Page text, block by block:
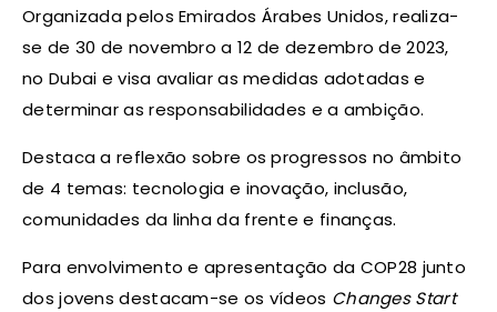
Organizada pelos Emirados Árabes Unidos, realiza-
se de 30 de novembro a 12 de dezembro de 2023,
no Dubai e visa avaliar as medidas adotadas e
determinar as responsabilidades e a ambição.
Destaca a reflexão sobre os progressos no âmbito
de 4 temas: tecnologia e inovação, inclusão,
comunidades da linha da frente e finanças.
Para envolvimento e apresentação da COP28 junto
dos jovens destacam-se os vídeos Changes Start